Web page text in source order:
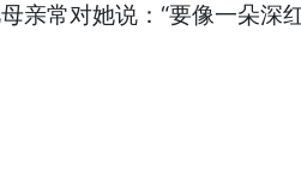
常对她说：“要像一朵深